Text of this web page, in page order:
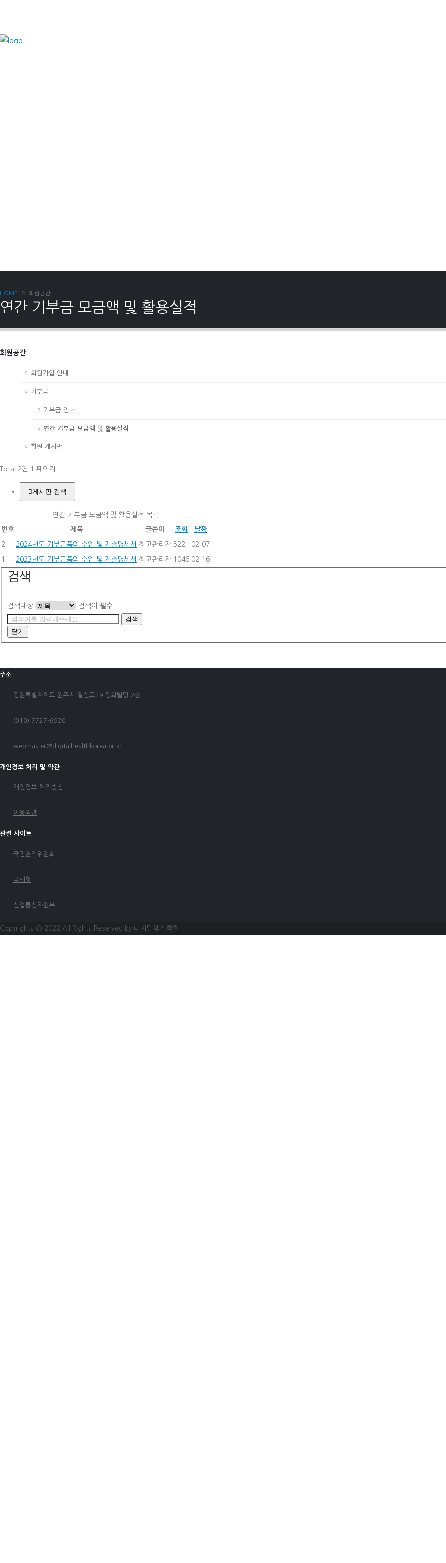
HOME 회원공간
연간 기부금 모금액 및 활용실적
회원공간
회원가입 안내
기부금
기부금 안내
연간 기부금 모금액 및 활용실적
회원 게시판
Total 2건 1 페이지
게시판 검색
연간 기부금 모금액 및 활용실적 목록
번호 제목 글쓴이 조회 날짜
2 2024년도 기부금품의 수입 및 지출명세서 최고관리자 522 02-07
1 2023년도 기부금품의 수입 및 지출명세서 최고관리자 1046 02-16
검색
검색대상 검색어 필수
검색
닫기
주소
강원특별자치도 원주시 일산로29 평화빌딩 2층
(010) 7727-6920
webmaster@digitalhealthkorea.or.kr
개인정보 처리 및 약관
개인정보 처리방침
이용약관
관련 사이트
국민권익위원회
국세청
산업통상자원부
Copyrights © 2022 All Rights Reserved by 디지털헬스학회